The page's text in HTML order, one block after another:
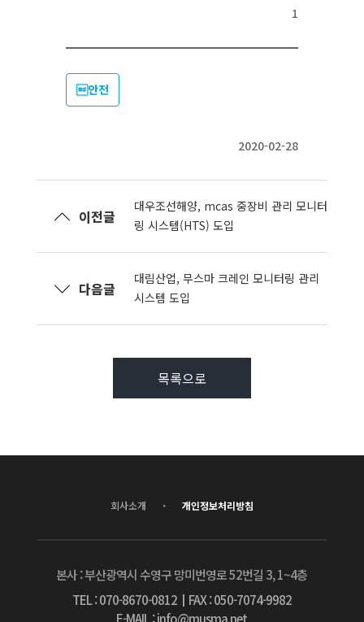
1
안전
2020-02-28
이전글
대우조선해양, mcas 중장비 관리 모니터
링 시스템(HTS) 도입
다음글
대림산업, 무스마 크레인 모니터링 관리
시스템 도입
목록으로
회사소개 · 개인정보처리방침
본사 : 부산광역시 수영구 망미번영로 52번길 3, 1~4층
TEL : 070-8670-0812┃ FAX : 050-7074-9982
E-MAIL : info@musma.net